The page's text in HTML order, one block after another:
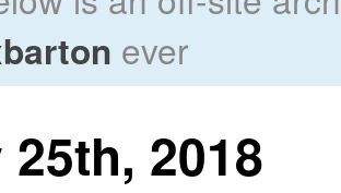
ever
2018